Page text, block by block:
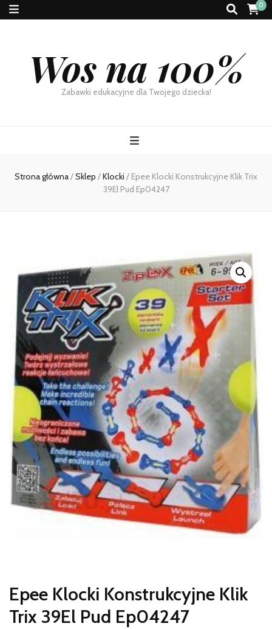
0
Wos na 100%
Zabawki edukacyjne dla Twojego dziecka!
Strona główna/Sklep /Klocki / Epee Klocki Konstrukcyjne Klik Trix
39El Pud Ep04247
Epee Klocki Konstrukcyjne Klik
Trix 39El Pud Ep04247